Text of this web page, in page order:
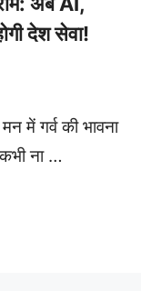
देश सेवा!
में गर्व की भावना
ना …